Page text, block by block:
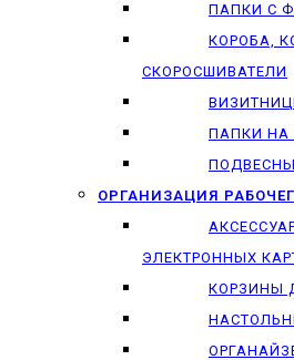
ПАПКИ С
КОРОБА,
СКОРОСШИВАТЕЛИ
ПАПКИ НА
ОРГАНИЗАЦИЯ
ЭЛЕКТРОННЫХ
КОРЗИНЫ